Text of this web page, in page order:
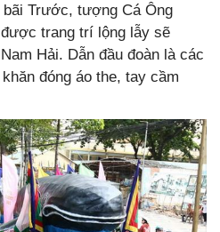
Trước, tượng Cá Ông
trang trí lộng lẫy sẽ
Hải. Dẫn đầu đoàn là các
đóng áo the, tay cầm